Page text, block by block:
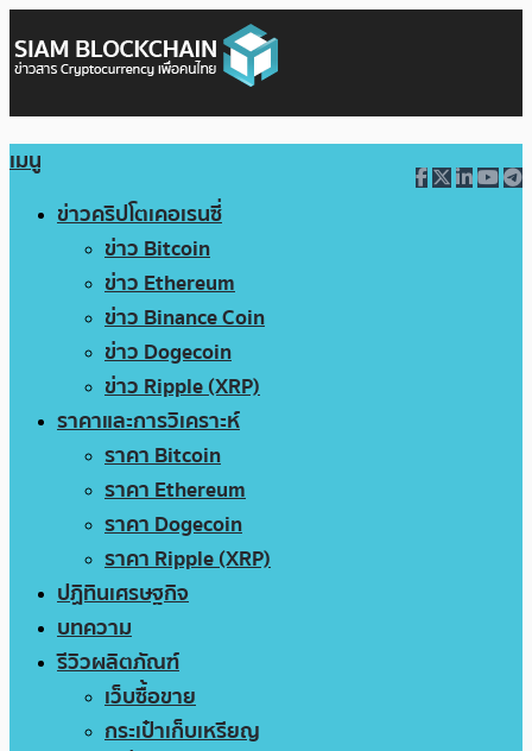
เมนู
ข่าวคริปโตเคอเรนซี่
ข่าว Bitcoin
ข่าว Ethereum
ข่าว Binance Coin
ข่าว Dogecoin
ข่าว Ripple (XRP)
ราคาและการวิเคราะห์
ราคา Bitcoin
ราคา Ethereum
ราคา Dogecoin
ราคา Ripple (XRP)
ปฏิทินเศรษฐกิจ
บทความ
รีวิวผลิตภัณฑ์
เว็บซื้อขาย
กระเป๋าเก็บเหรียญ